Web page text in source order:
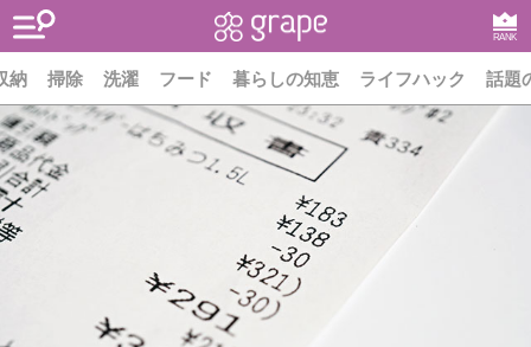
RANK
納 掃除 洗濯 フード 暮らしの知恵 ライフハック 話題